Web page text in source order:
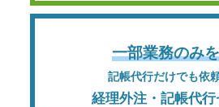
一部業務のみ
記帳代行だけでも依
経理外注・記帳代